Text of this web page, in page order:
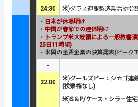
24:30
米)ダラス連銀製造業活動指
・ 日本が休場明け
・ 中国が春節での連休明け
・
トランプ米大統領による一般教書
25日11時頃)
・ 米国の主要企業の決算発表(ピーク
- -
22:00
米)グールズビー：シカゴ連
(投票権なし)
米)S＆P/ケース・シラー住